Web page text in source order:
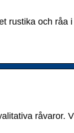
rustika och råa
råvaror.